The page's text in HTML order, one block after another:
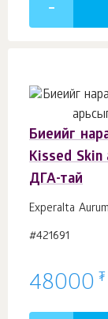
Биеийг
Kissed Skin
ДГА-тай
Experalta Aurum
#421691
48000 ₮